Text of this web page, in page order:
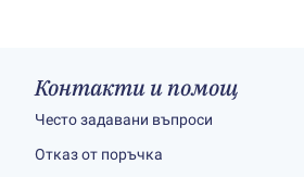
Контакти и помощ
Често задавани въпроси
Отказ от поръчка